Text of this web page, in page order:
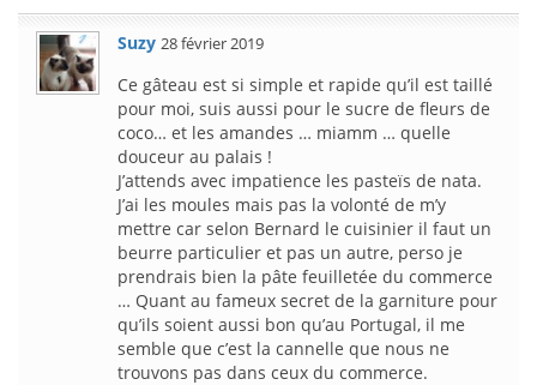
Suzy 28 février 2019
Ce gâteau est si simple et rapide qu’il est taillé
pour moi, suis aussi pour le sucre de fleurs de
coco… et les amandes … miamm … quelle
douceur au palais !
J’attends avec impatience les pasteïs de nata.
J’ai les moules mais pas la volonté de m’y
mettre car selon Bernard le cuisinier il faut un
beurre particulier et pas un autre, perso je
prendrais bien la pâte feuilletée du commerce
… Quant au fameux secret de la garniture pour
qu’ils soient aussi bon qu’au Portugal, il me
semble que c’est la cannelle que nous ne
trouvons pas dans ceux du commerce.